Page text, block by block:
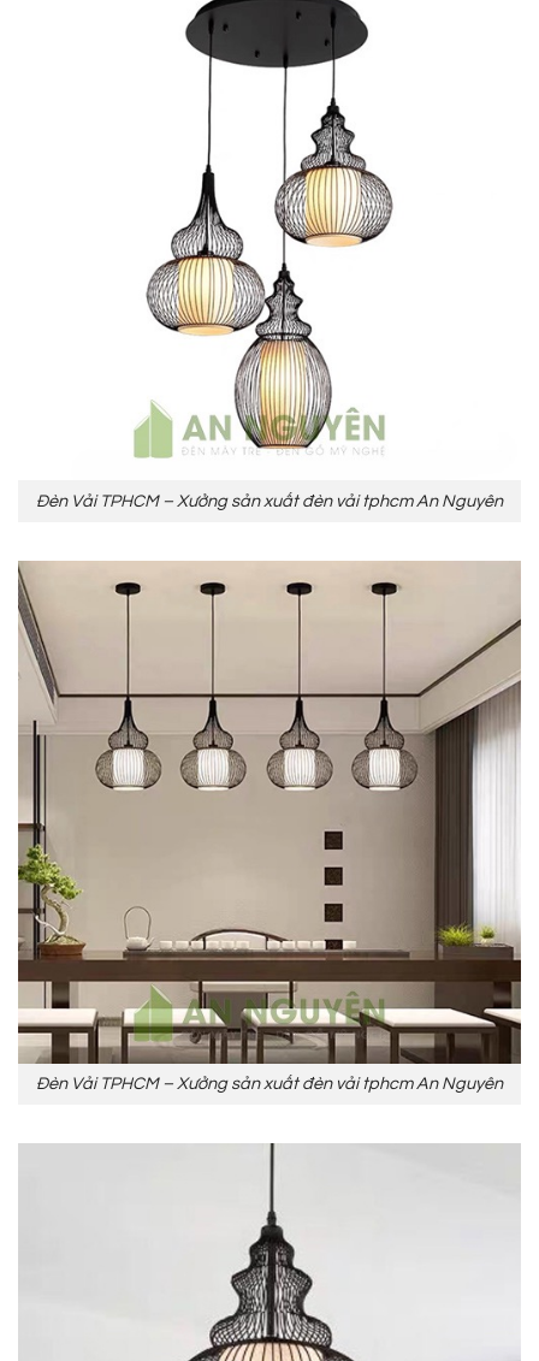
Đèn Vải TPHCM – Xưởng sản xuất đèn vải tphcm An Nguyên
Đèn Vải TPHCM – Xưởng sản xuất đèn vải tphcm An Nguyên